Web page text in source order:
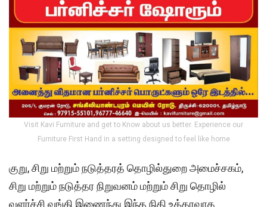
Visit Kavi Furniture and get to Know about us better. Experience our
Furniture First Hand in a setting designed to feel like home
குறு, சிறு மற்றும் நடுத்தரத் தொழில்துறை அமைச்சகம்,
சிறு மற்றும் நடுத்தர நிறுவனம் மற்றும் சிறு தொழில்
வளர்ச்சி வங்கி இணைந்து இந்த நிதி உத்தரவாத